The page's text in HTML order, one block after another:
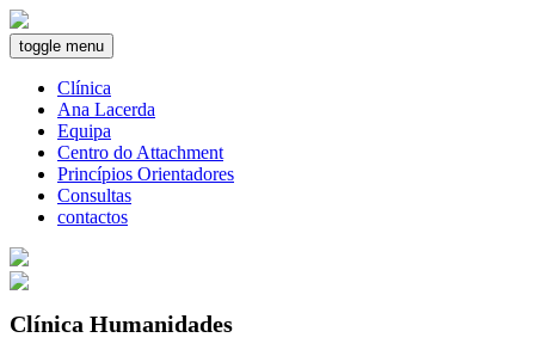
toggle menu
Clínica
Ana Lacerda
Equipa
Centro do Attachment
Princípios Orientadores
Consultas
contactos
Clínica Humanidades